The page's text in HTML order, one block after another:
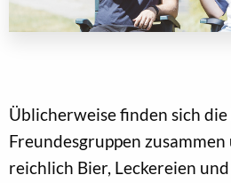
Üblicherweise finden sich
Freundesgruppen
reichlich Bier, Leckereien